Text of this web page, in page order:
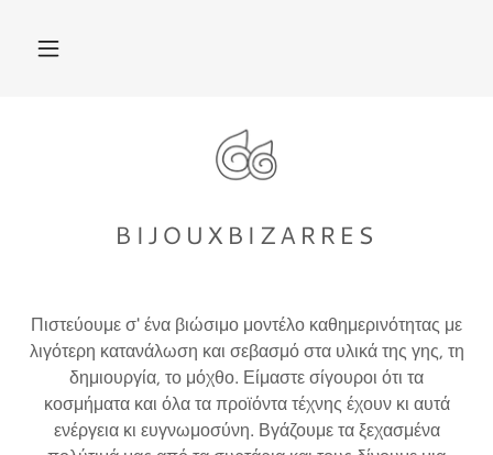
Πιστεύουμε σ' ένα βιώσιμο μοντέλο καθημερινότητας με
λιγότερη κατανάλωση και σεβασμό στα υλικά της γης, τη
δημιουργία, το μόχθο. Είμαστε σίγουροι ότι τα
κοσμήματα και όλα τα προϊόντα τέχνης έχουν κι αυτά
ενέργεια κι ευγνωμοσύνη. Βγάζουμε τα ξεχασμένα